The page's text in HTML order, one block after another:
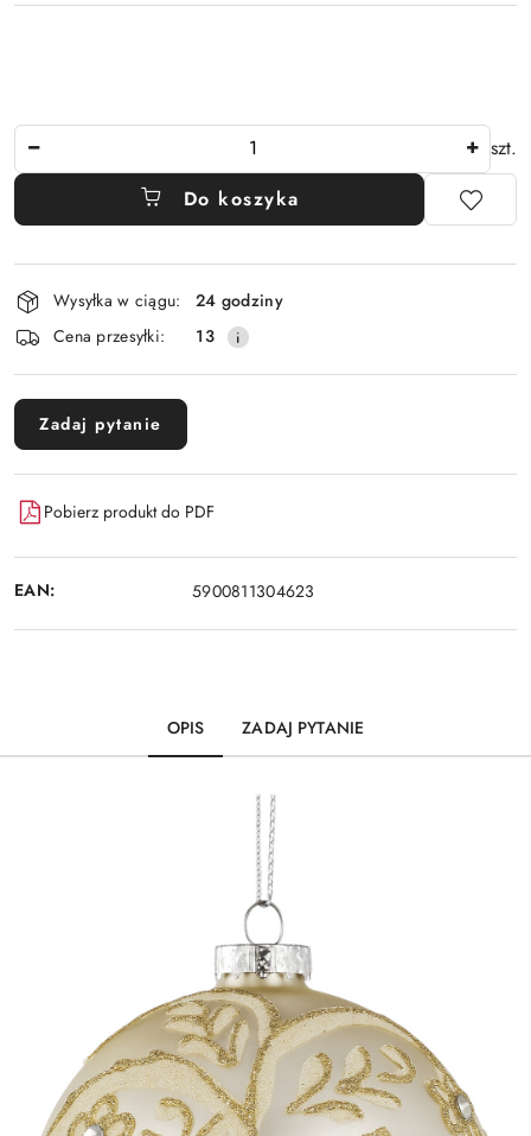
szt.
Do koszyka
Dostępność
i
dostawa
Wysyłka w ciągu:
24 godziny
Cena przesyłki:
13
Zadaj pytanie
Pobierz produkt do PDF
EAN: 5900811304623
OPIS ZADAJ PYTANIE